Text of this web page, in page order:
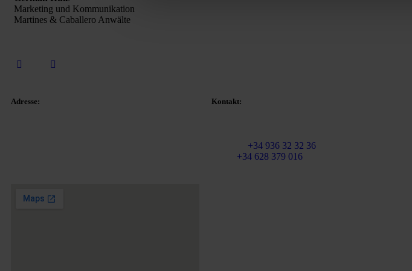
Marketing und Kommunikation
Martines & Caballero Anwälte
Adresse: Kontakt:
+34 936 32 32 36
+34 628 379 016